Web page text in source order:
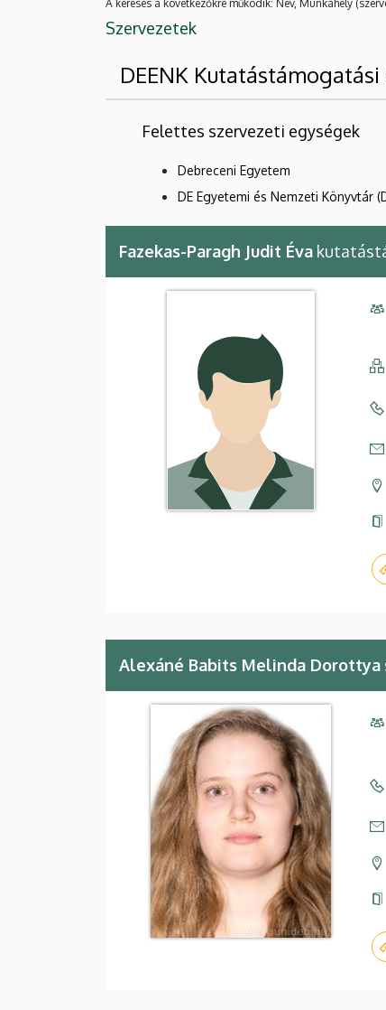
A keresés a következőkre működik: Név, Munkahely
Szervezetek
DEENK
Felettes szervezeti egységek
Debreceni Egyetem
DE Egyetemi és Nemzeti Könyvtár
Fazekas-Paragh Judit Éva
Alexáné Babits Melinda Dorottya